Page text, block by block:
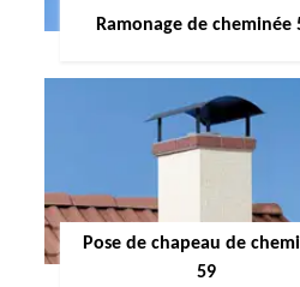
Ramonage de cheminée
Pose de chapeau de
59